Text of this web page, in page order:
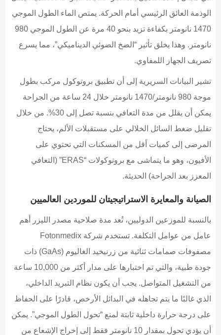
الوذمة العائق الرئيسي أمام الحركة. يمتص الماء الطول الموجي
1470 نانومتر بكفاءة تزيد بنحو 40 مرة عن الطول الموجي 980
نانومتر. وهذا يخلق تأثير “الضخ الضوئي الديناميكي”، مما يسرع
تصريف الجهاز اللمفاوي.
تشير البيانات السريرية إلى أن تطبيق بروتوكول مركب بطول
موجة 980 نانومتر/1470 نانومتر خلال 24 ساعة من الجراحة
يمكن أن يقلل من مدة التعافي بنسبة تصل إلى 30%. من خلال
تقليل ضغط السائل الخلالي على مستقبلات الألم، يحتاج
المرضى إلى كميات أقل من المسكنات التي تحتوي على
الأفيون، وهو ما يتماشى مع بروتوكولات “ERAS” (التعافي
المعزز بعد الجراحة) الحديثة.
الصيانة والمعايرة الاستراتيجيتان للموردين العالميين
بالنسبة للموزعين الدوليين، تُعد مدة صلاحية مصدر الليزر أهم
عامل من عوامل التكلفة. تستخدم شركة Fotonmedix
مصفوفات صمامات ثنائية من زرنيخيد الغاليوم (GaAs) ذات
جودة طبية، والتي تم اختبارها على مدار أكثر من 10,000 ساعة
من التشغيل المتواصل. يجب أن يكون نظام التبريد الداخلي،
الذي غالبًا ما يتم تجاهله في البدائل الأرخص، قادرًا على الحفاظ
على درجة حرارة داخلية ثابتة لمنع “تحول الطول الموجي”. يمكن
أن يؤدي تحول بمقدار 10 نانومتر فقط إلى إخراج الإشعاع من